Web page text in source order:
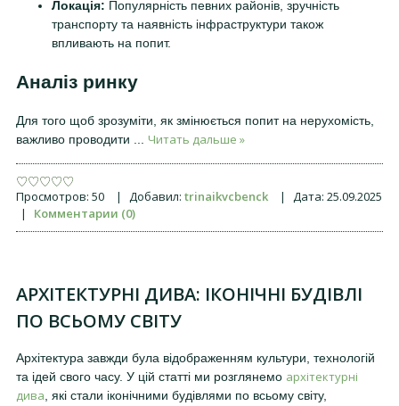
Локація: Популярність певних районів, зручність
транспорту та наявність інфраструктури також
впливають на попит.
Аналіз ринку
Для того щоб зрозуміти, як змінюється попит на нерухомість,
важливо проводити
Читать дальше »
Просмотров: 50 | Добавил: trinaikvcbenck | Дата: 25.09.2025
|
Комментарии (0)
АРХІТЕКТУРНІ ДИВА: ІКОНІЧНІ БУДІВЛІ
ПО ВСЬОМУ СВІТУ
Архітектура завжди була відображенням культури, технологій
та ідей свого часу. У цій статті ми розглянемо архітектурні
дива , які стали іконічними будівлями по всьому світу,